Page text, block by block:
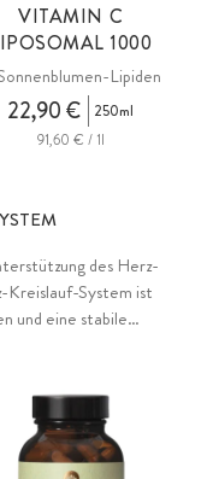
VITAMIN C
1000
Lipiden
22,90 €
250ml
91,60 € / 1l
des Herz-
Kreislauf-System ist
und eine stabile
spezieller
Unterstützung leisten.
ausgeglichenen